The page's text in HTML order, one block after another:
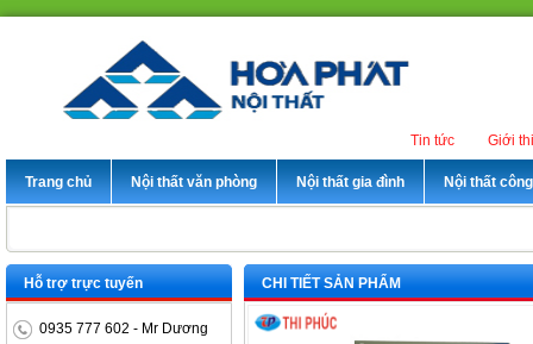
Giới
Tin tức
Trang chủ Nội thất văn phòng Nội thất gia đình Nội thất
CHI TIẾT SẢN PHẨM
Hỗ trợ trực tuyến
0935 777 602 - Mr Dương